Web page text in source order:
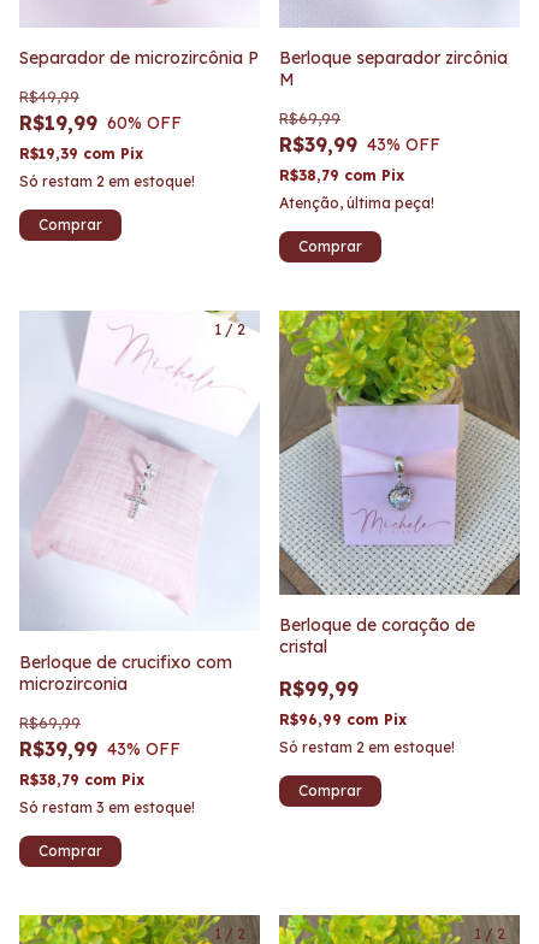
Separador de microzircônia P
R$19,99
R$49,99
60% OFF
R$19,39 com Pix
Só restam 2 em estoque!
Berloque separador zircônia
M
R$39,99
R$69,99
43% OFF
R$38,79 com Pix
Atenção, última peça!
1 /2
Berloque de crucifixo com
microzirconia
R$39,99
R$69,99
43% OFF
R$38,79 com Pix
Só restam 3 em estoque!
Berloque de coração de
cristal
R$99,99
R$96,99 com Pix
Só restam 2 em estoque!
1 / 2 1 / 2